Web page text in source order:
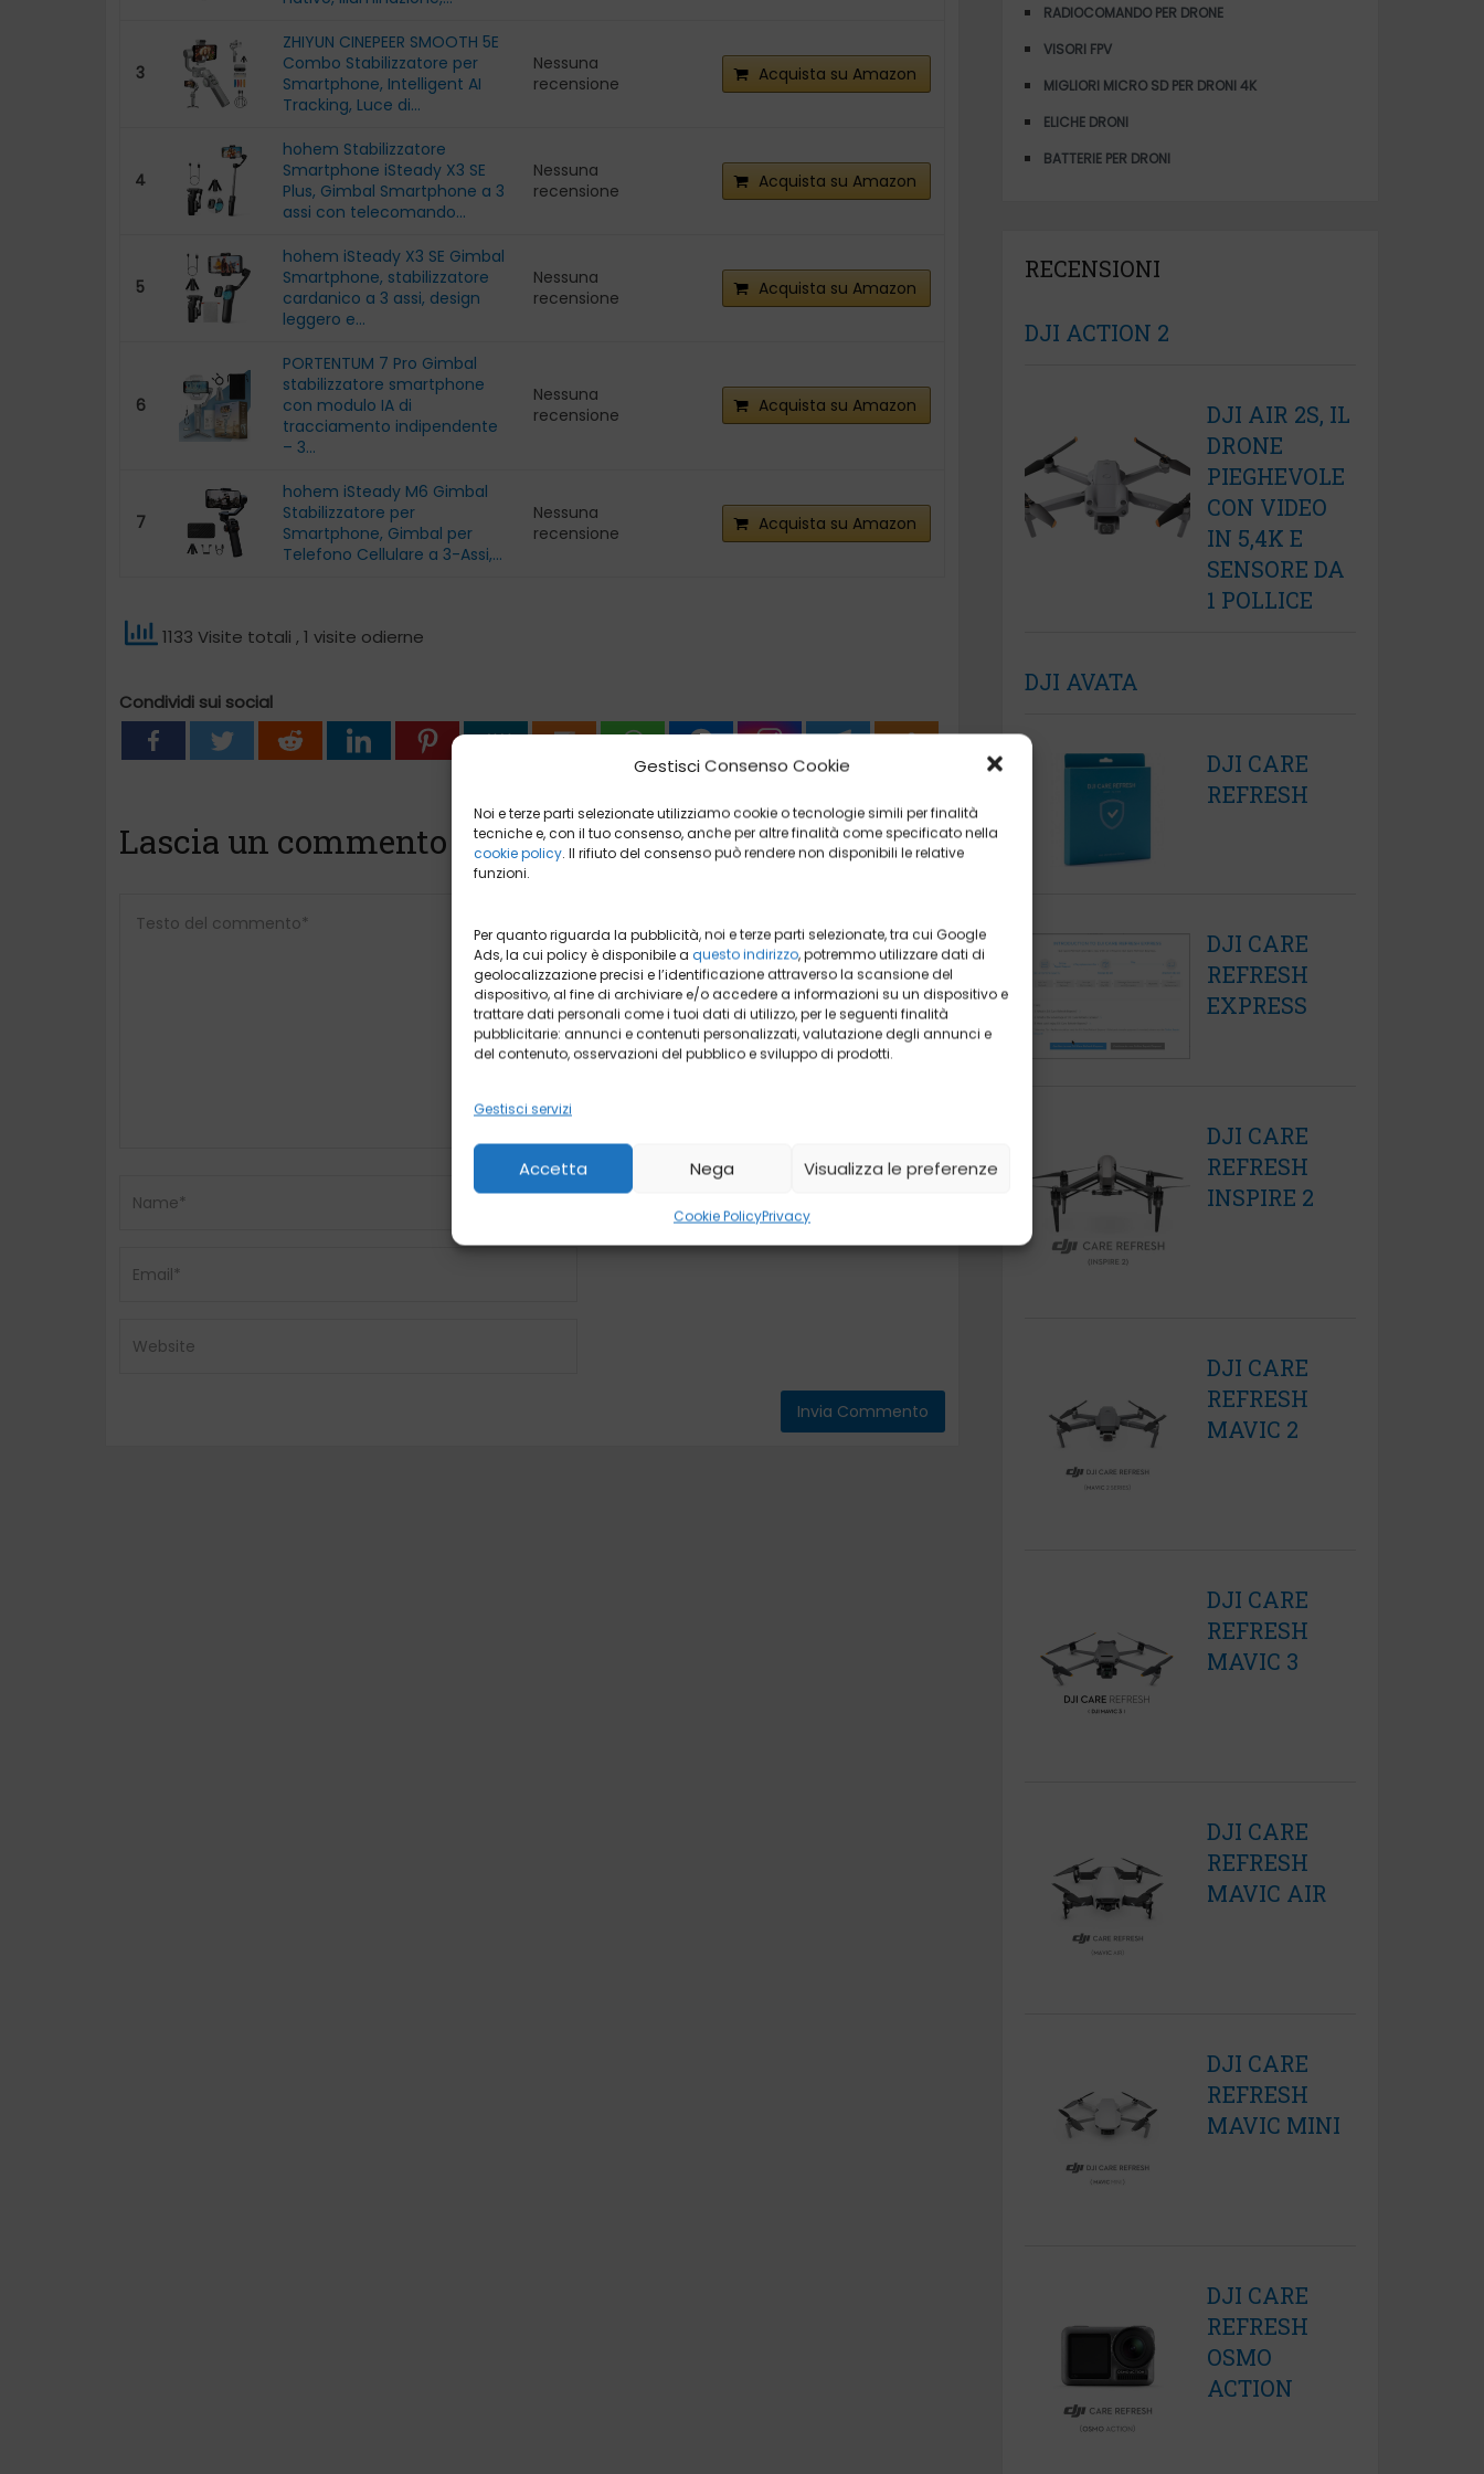
Gestisci Consenso Cookie
Noi e terze parti selezionate utilizziamo cookie o tecnologie simili per finalità
tecniche e, con il tuo consenso, anche per altre finalità come specificato nella
cookie policy. Il rifiuto del consenso può rendere non disponibili le relative
funzioni.
Per quanto riguarda la pubblicità, noi e terze parti selezionate, tra cui Google
Ads, la cui policy è disponibile a questo indirizzo, potremmo utilizzare dati di
geolocalizzazione precisi e l’identificazione attraverso la scansione del
dispositivo, al fine di archiviare e/o accedere a informazioni su un dispositivo e
trattare dati personali come i tuoi dati di utilizzo, per le seguenti finalità
pubblicitarie: annunci e contenuti personalizzati, valutazione degli annunci e
del contenuto, osservazioni del pubblico e sviluppo di prodotti.
Gestisci servizi
Accetta Nega Visualizza le preferenze
Cookie PolicyPrivacy
3
ZHIYUN CINEPEER SMOOTH 5E
Combo Stabilizzatore per
Smartphone, Intelligent AI
Tracking, Luce di...
Nessuna
recensione
Acquista su Amazon
4
hohem Stabilizzatore
Smartphone iSteady X3 SE
Plus, Gimbal Smartphone a 3
assi con telecomando...
Nessuna
recensione
Acquista su Amazon
5
hohem iSteady X3 SE Gimbal
Smartphone, stabilizzatore
cardanico a 3 assi, design
leggero e...
Nessuna
recensione
Acquista su Amazon
6
PORTENTUM 7 Pro Gimbal
stabilizzatore smartphone
con modulo IA di
tracciamento indipendente
– 3...
Nessuna
recensione
Acquista su Amazon
7
hohem iSteady M6 Gimbal
Stabilizzatore per
Smartphone, Gimbal per
Telefono Cellulare a 3-Assi,...
Nessuna
recensione
Acquista su Amazon
1133 Visite totali , 1 visite odierne
Condividi sui social
Lascia un commento
RADIOCOMANDO PER DRONE
VISORI FPV
MIGLIORI MICRO SD PER DRONI 4K
ELICHE DRONI
BATTERIE PER DRONI
RECENSIONI
DJI ACTION 2
DJI AIR 2S, IL
DRONE
PIEGHEVOLE
CON VIDEO
IN 5,4K E
SENSORE DA
1 POLLICE
DJI AVATA
DJI CARE
REFRESH
DJI CARE
REFRESH
EXPRESS
DJI CARE
REFRESH
INSPIRE 2
DJI CARE
REFRESH
MAVIC 2
DJI CARE
REFRESH
MAVIC 3
DJI CARE
REFRESH
MAVIC AIR
DJI CARE
REFRESH
MAVIC MINI
DJI CARE
REFRESH
OSMO
ACTION